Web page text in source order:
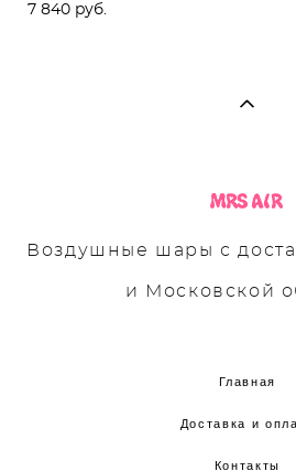
7 840 pуб.
Воздушные шары с
и Московской
Главная
Доставка и
Контакты